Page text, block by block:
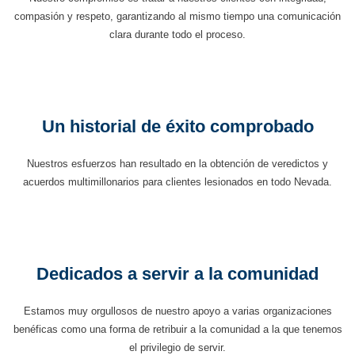
compasión y respeto, garantizando al mismo tiempo una comunicación
clara durante todo el proceso.
Un historial de éxito comprobado
Nuestros esfuerzos han resultado en la obtención de veredictos y
acuerdos multimillonarios para clientes lesionados en todo Nevada.
Dedicados a servir a la comunidad
Estamos muy orgullosos de nuestro apoyo a varias organizaciones
benéficas como una forma de retribuir a la comunidad a la que tenemos
el privilegio de servir.